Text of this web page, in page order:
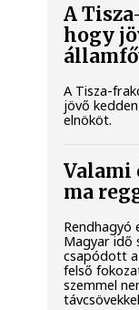
A
hogy
A Tisza-
jövő
elnököt.
Valami
ma
Rendhagyó
Magyar idő
csapódott a
felső
szemmel